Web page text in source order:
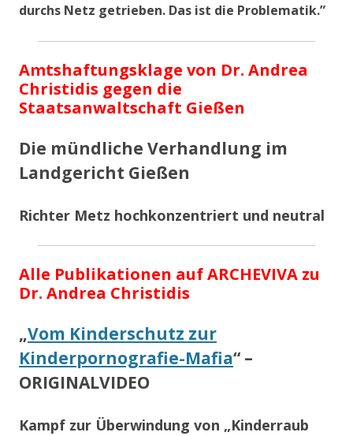
durchs Netz getrieben. Das ist die Problematik.”
Amtshaftungsklage von Dr. Andrea
Christidis gegen die
Staatsanwaltschaft Gießen
Die mündliche Verhandlung im
Landgericht Gießen
Richter Metz hochkonzentriert und neutral
Alle Publikationen auf ARCHEVIVA zu
Dr. Andrea Christidis
„Vom Kinderschutz zur
Kinderpornografie-Mafia“ –
ORIGINALVIDEO
Kampf zur Überwindung von „Kinderraub